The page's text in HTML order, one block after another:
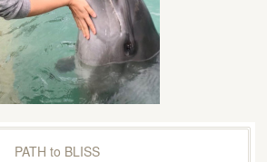
PATH to BLISS